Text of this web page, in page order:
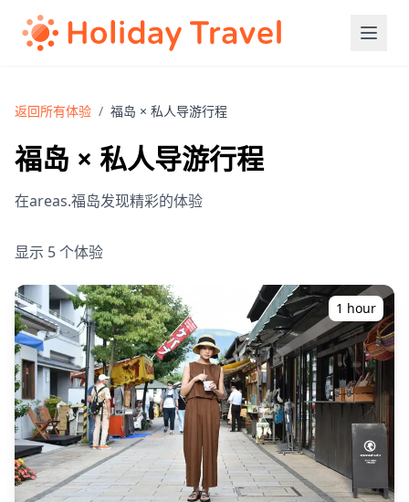
返回所有体验 / 福岛 × 私人导游行程
福岛 × 私人导游行程
在areas.福岛发现精彩的体验
显示 5 个体验
1 hour